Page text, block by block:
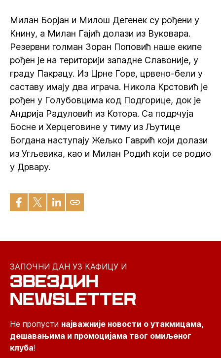
Милан Борјан и Милош Дегенек су рођени у
Книну, а Милан Гајић долази из Вуковара.
Резервни голман Зоран Поповић наше екипе
рођен је на територији западне Славоније, у
граду Пакрацу. Из Црне Горе, црвено-бели у
саставу имају два играча. Никола Крстовић је
рођен у Голубовцима код Подгорице, док је
Андрија Радуловић из Котора. Са подрчуја
Босне и Херцеговине у тиму из Љутице
Богдана наступају Жељко Гаврић који долази
из Угљевика, као и Милан Родић који се родио
у Дрвару.
ЗАПОЧНИ ДАН УЗ КАФИЦУ И
ЗВЕЗДИН
NEWSLETTER
Не пропусти најважније новости о утакмицама,
дешавањима и промоцијама твог омиљеног
клуба!